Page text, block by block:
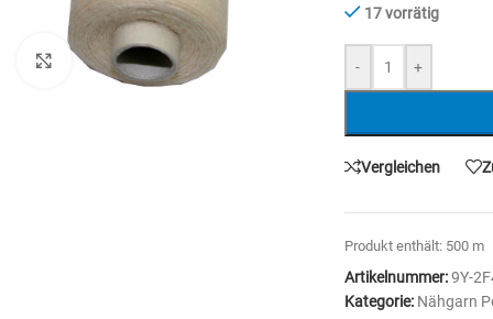
Zum Vergrößern anklicken
17 vorrätig
- +
Vergleichen
Produkt enthält: 500 m
Artikelnummer:9Y-
Kategorie: Nähgarn